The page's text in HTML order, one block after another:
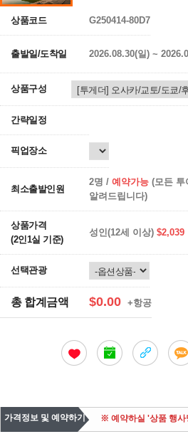
상품코드 G250414-80D7
출발일/도착일 2026.08.30(일) ~
상품구성
간략일정
픽업장소
최소출발인원
2명 / 예약가능 (모든 투
알려드립니다)
상품가격
(2인1실 기준)
성인(12세 이상) $2,039
선택관광
총 합계금액 $0.00 +항공
가격정보 및 예약하기 ※ 예약하실 '상품 행사